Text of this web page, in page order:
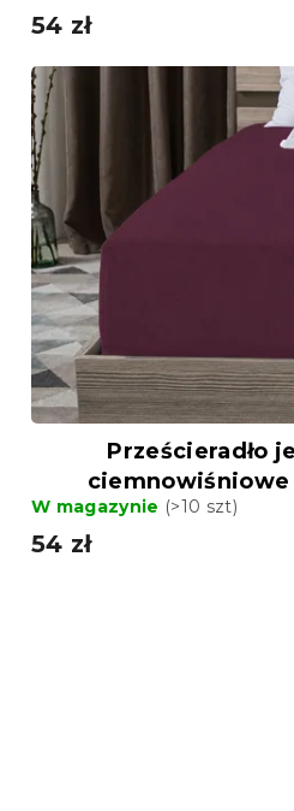
54 zł
Prześcieradło
ciemnowiśniowe
W magazynie (>10 szt)
54 zł